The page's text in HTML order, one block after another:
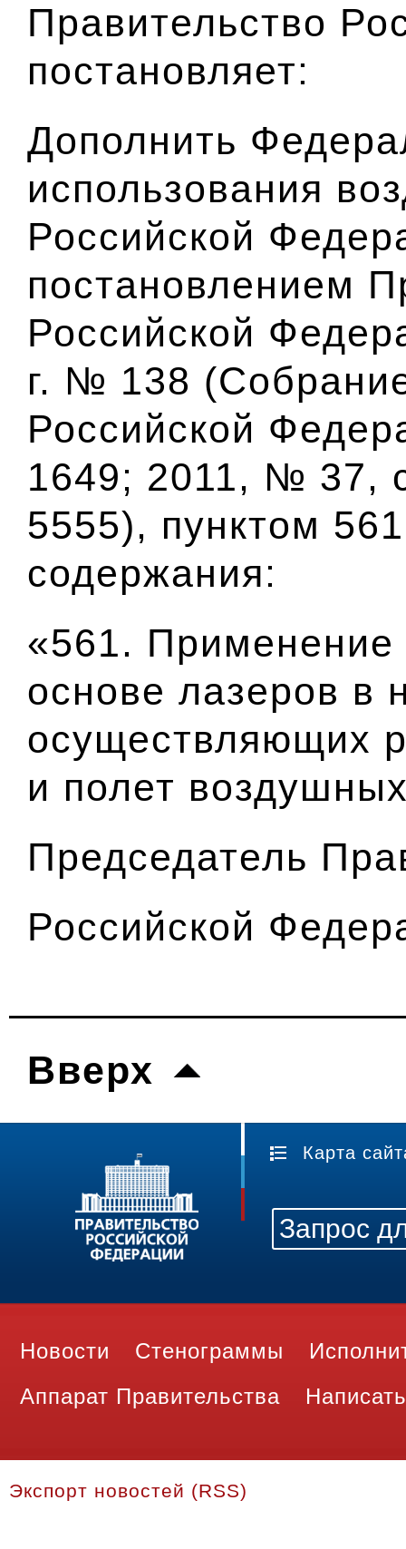
Правительство
постановляет:
Дополнить
использования
Российской
постановлением
Российской
г. № 138
Российской
1649; 2011, № 37,
5555), пунктом 561
содержания:
«561. Применение
основе лазеров в
осуществляющих
и полет
Председатель
Российской
Вверх
Карта
Новости Стенограммы
Аппарат Правительства
Экспорт новостей (RSS)